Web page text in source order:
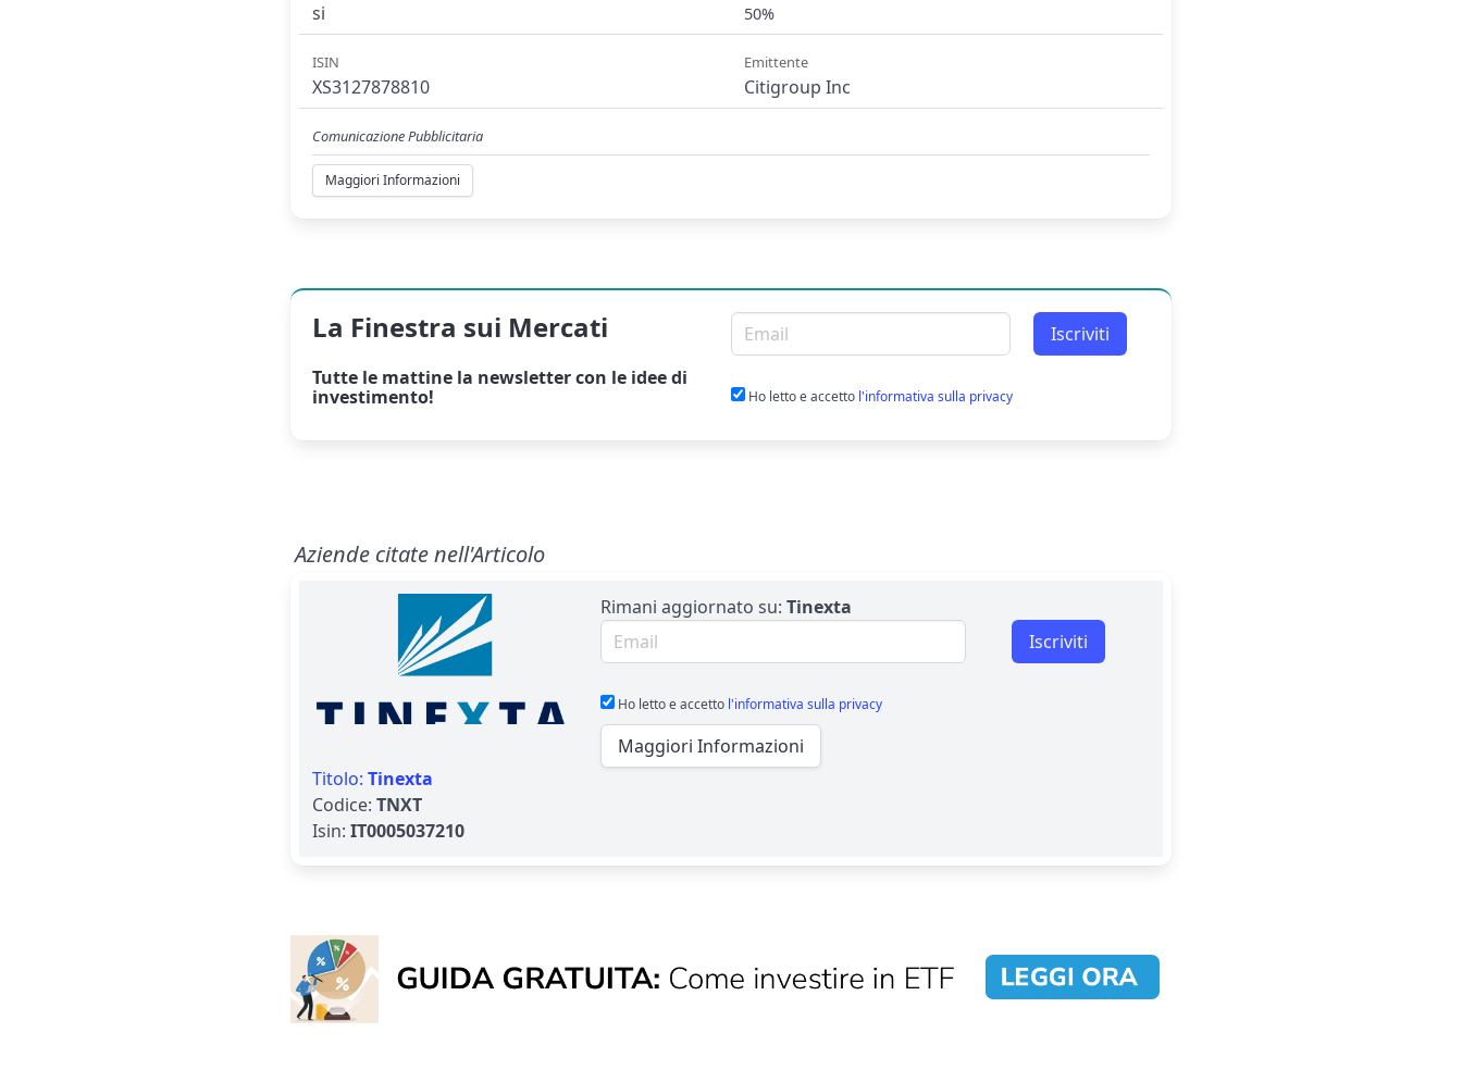
si 50%
ISIN
XS3127878810
Emittente
Citigroup Inc
Comunicazione Pubblicitaria
Maggiori Informazioni
La Finestra sui Mercati
Tutte le mattine la newslettercon le idee di
investimento!
Email per newsletter Iscriviti
Ho letto e accetto l'informativa sulla privacy
Aziende citate nell'Articolo
Titolo:Tinexta
Codice:TNXT
Isin:IT0005037210
Rimani aggiornato su: Tinexta
Email per newsletter
Iscriviti
Ho letto e accetto l'informativa sulla privacy
Maggiori Informazioni